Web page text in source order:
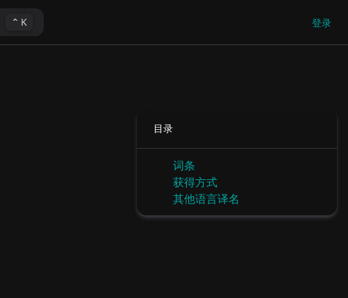
⌃ K 登录
目录
词条
获得方式
其他语言译名